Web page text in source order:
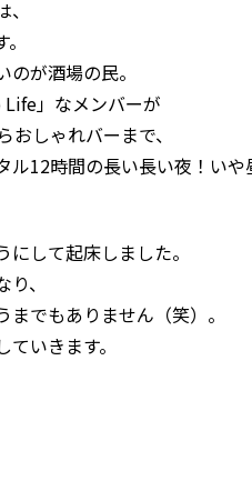
が酒場の民。
」なメンバーが
しゃれバーまで、
12時間の長い長い夜！いや
して起床しました。
、
でもありません（笑）。
いきます。